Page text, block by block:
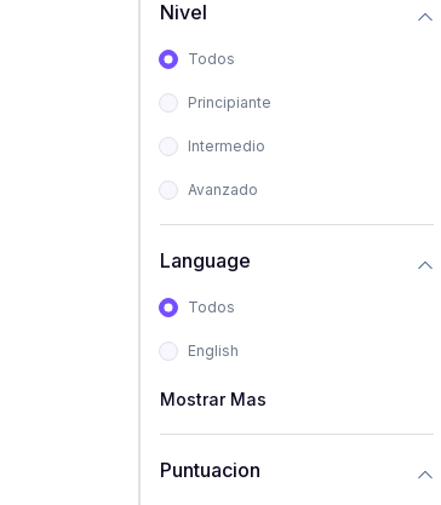
Nivel
Todos
Principiante
Intermedio
Avanzado
Language
Todos
English
Mostrar Mas
Puntuacion